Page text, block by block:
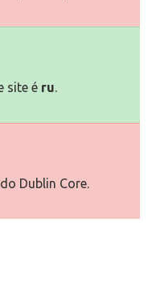
site é ru.
Dublin Core.